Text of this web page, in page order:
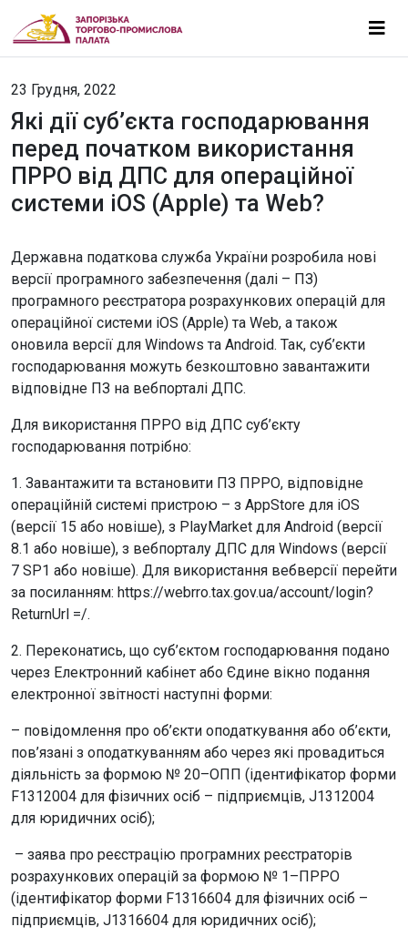
23 Грудня, 2022
Які дії суб’єкта господарювання
перед початком використання
ПРРО від ДПС для операційної
системи iOS (Apple) та Web?
Державна податкова служба України розробила нові
версії програмного забезпечення (далі – ПЗ)
програмного реєстратора розрахункових операцій для
операційної системи iOS (Apple) та Web, а також
оновила версії для Windows та Android. Так, суб’єкти
господарювання можуть безкоштовно завантажити
відповідне ПЗ на вебпорталі ДПС.
Для використання ПРРО від ДПС суб’єкту
господарювання потрібно:
1. Завантажити та встановити ПЗ ПРРО, відповідне
операційній системі пристрою – з AppStore для iOS
(версії 15 або новіше), з PlayMarket для Android (версії
8.1 або новіше), з вебпорталу ДПС для Windows (версії
7 SP1 або новіше). Для використання вебверсії перейти
за посиланням: https://webrro.tax.gov.ua/account/login?
ReturnUrl =/.
2. Переконатись, що суб’єктом господарювання подано
через Електронний кабінет або Єдине вікно подання
електронної звітності наступні форми:
– повідомлення про об’єкти оподаткування або об’єкти,
пов’язані з оподаткуванням або через які провадиться
діяльність за формою № 20–ОПП (ідентифікатор форми
F1312004 для фізичних осіб – підприємців, J1312004
для юридичних осіб);
– заява про реєстрацію програмних реєстраторів
розрахункових операцій за формою № 1–ПРРО
(ідентифікатор форми F1316604 для фізичних осіб –
підприємців, J1316604 для юридичних осіб);